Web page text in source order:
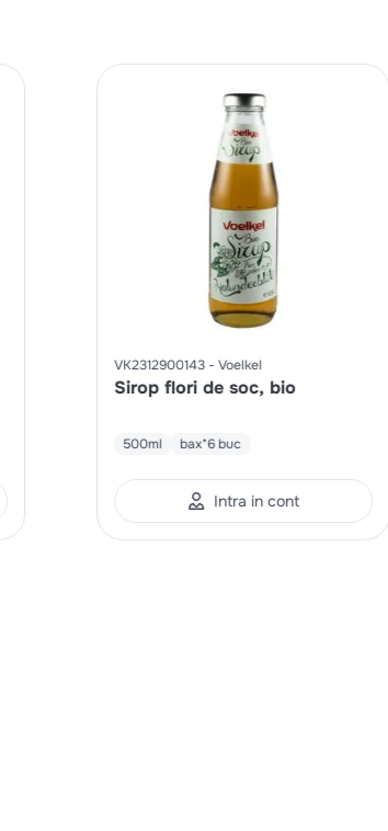
VK2312900143 Voelkel
Sirop flori de soc, bio
500ml bax*6 buc
Intra in cont